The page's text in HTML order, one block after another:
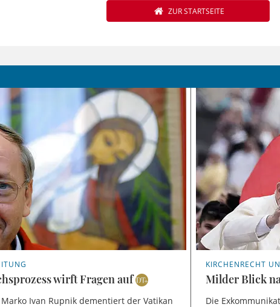
ZUR STARTSEITE
wirft Fragen auf
Marko Ivan Rupnik dementiert der Vatikan
KIRCHENRECHT
Milder Blick
Die